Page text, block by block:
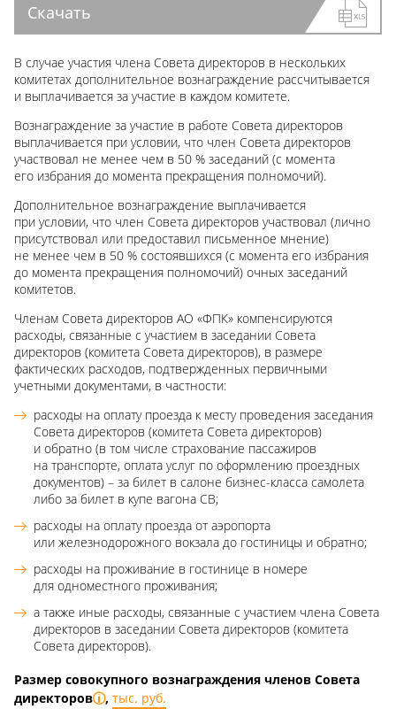
Скачать
В случае участия члена Совета директоров в нескольких
комитетах дополнительное вознаграждение рассчитывается
и выплачивается за участие в каждом комитете.
Вознаграждение за участие в работе Совета директоров
выплачивается при условии, что член Совета директоров
участвовал не менее чем в 50 % заседаний (с момента
его избрания до момента прекращения полномочий).
Дополнительное вознаграждение выплачивается
при условии, что член Совета директоров участвовал (лично
присутствовал или предоставил письменное мнение)
не менее чем в 50 % состоявшихся (с момента его избрания
до момента прекращения полномочий) очных заседаний
комитетов.
Членам Совета директоров АО «ФПК» компенсируются
расходы, связанные с участием в заседании Совета
директоров (комитета Совета директоров), в размере
фактических расходов, подтвержденных первичными
учетными документами, в частности:
расходы на оплату проезда к месту проведения заседания
Совета директоров (комитета Совета директоров)
и обратно (в том числе страхование пассажиров
на транспорте, оплата услуг по оформлению проездных
документов) – за билет в салоне бизнес-класса самолета
либо за билет в купе вагона СВ;
расходы на оплату проезда от аэропорта
или железнодорожного вокзала до гостиницы и обратно;
расходы на проживание в гостинице в номере
для одноместного проживания;
а также иные расходы, связанные с участием члена Совета
директоров в заседании Совета директоров (комитета
Совета директоров).
Размер совокупного вознаграждения членов Совета
директоров
, тыс. руб.